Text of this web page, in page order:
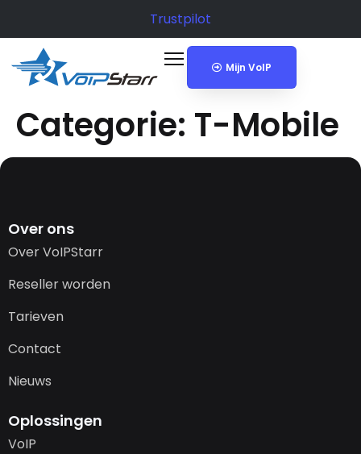
Trustpilot
Mijn VoIP
Categorie: T-Mobile
Over ons
Over VoIPStarr
Reseller worden
Tarieven
Contact
Nieuws
Oplossingen
VoIP